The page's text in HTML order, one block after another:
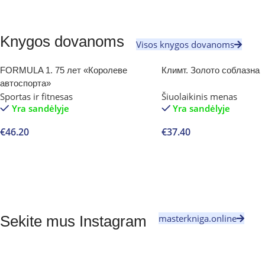
Knygos dovanoms Visos knygos dovanoms
FORMULA 1. 75 лет «Королеве
автоспорта»
Sportas ir fitnesas
Yra sandėlyje
€46.20
Климт. Золото соблазна
Šiuolaikinis menas
Yra sandėlyje
€37.40
Sekite mus Instagram masterkniga.online